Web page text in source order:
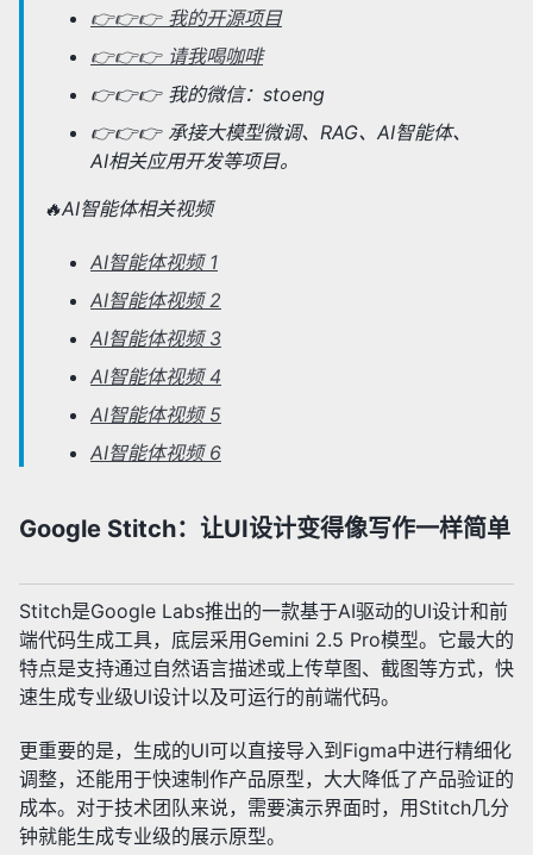
👉👉👉 我的开源项目
👉👉👉 请我喝咖啡
👉👉👉 我的微信：stoeng
👉👉👉 承接大模型微调、RAG、AI智能体、
AI相关应用开发等项目。
🔥AI智能体相关视频
AI智能体视频 1
AI智能体视频 2
AI智能体视频 3
AI智能体视频 4
AI智能体视频 5
AI智能体视频 6
Google Stitch：让UI设计变得像写作一样简单
Stitch是Google Labs推出的一款基于AI驱动的UI设计和前
端代码生成工具，底层采用Gemini 2.5 Pro模型。它最大的
特点是支持通过自然语言描述或上传草图、截图等方式，快
速生成专业级UI设计以及可运行的前端代码。
更重要的是，生成的UI可以直接导入到Figma中进行精细化
调整，还能用于快速制作产品原型，大大降低了产品验证的
成本。对于技术团队来说，需要演示界面时，用Stitch几分
钟就能生成专业级的展示原型。